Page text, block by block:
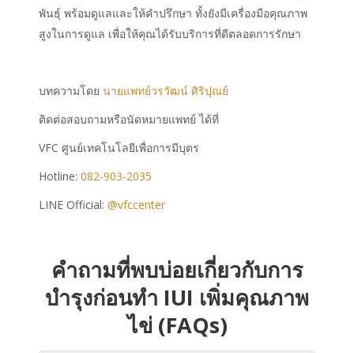
พันธุ์ พร้อมดูแลและให้คำปรึกษา ทั้งยังมีเครื่องมือคุณภาพ
สูงในการดูแล เพื่อให้คุณได้รับบริการที่ดีตลอดการรักษา
บทความโดย นายแพทย์วรวัฒน์ ศิริปุณย์
ติดต่อสอบถามหรือนัดหมายแพทย์ ได้ที่
VFC ศูนย์เทคโนโลยีเพื่อการมีบุตร
Hotline: 082-903-2035
LINE Official: @vfccenter
คำถามที่พบบ่อยเกี่ยวกับการ
บำรุงก่อนทำ IUI เพิ่มคุณภาพ
ไข่ (FAQs)